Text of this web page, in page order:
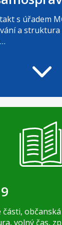
s úřadem
a struktura
části,
volný čas,